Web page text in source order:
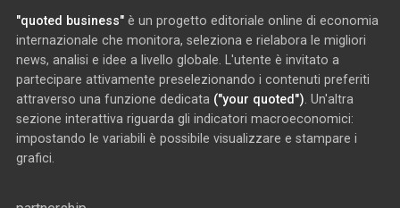
"quoted business" è un progetto editoriale online di economia
internazionale che monitora, seleziona e rielabora le migliori
news, analisi e idee a livello globale. L'utente è invitato a
partecipare attivamente preselezionando i contenuti preferiti
attraverso una funzione dedicata ("your quoted") . Un'altra
sezione interattiva riguarda gli indicatori macroeconomici:
impostando le variabili è possibile visualizzare e stampare i
grafici.